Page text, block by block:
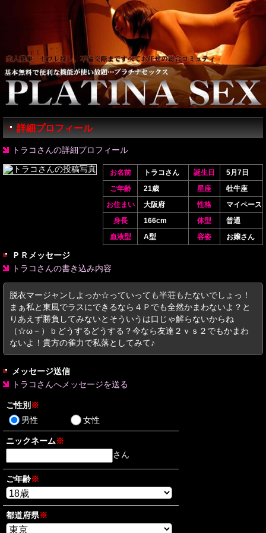
詳細プロフィール
トラコさんの詳細プロフィール
お名前 トラコさん 誕生日
5月7日
ご年齢
21歳 星座
牡牛座
お住まい
大阪府 性格
マイペース
身長
166cm 体型
普通
血液型
A型 容姿 お嬢さん
ＰＲメッセージ
トラコさんの書き込み内容
脱衣マージャンしよっか☆っていっても半荘もたないでしょっ！
まぁ私と東風でラスにできるなら４Ｐでも全然かまわないよ？と
りあえず勝負してみないとそういうは口じゃ解らないからね
（☆ω－）ｂどうするどうする？今なら友達２ｖｓ２でもかまわ
ないよ！貴方の雀力で私落としてみて♪
メッセージ送信
トラコさんへメッセージを送る